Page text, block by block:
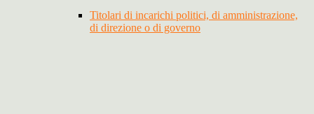
Titolari di incarichi politici, di amministrazione,
di direzione o di governo